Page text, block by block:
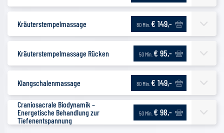
Kräuterstempelmassage 80 Min. € 149,-
Kräuterstempelmassage Rücken 50 Min. € 95,-
Klangschalenmassage 80 Min. € 149,-
Craniosacrale Biodynamik –
Energetische Behandlung zur
Tiefenentspannung
50 Min. € 98,-